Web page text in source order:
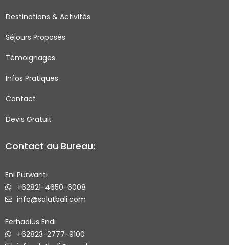
o
k
-
q
u
r
g
a
m
e
Destinations & Activités
Séjours Proposés
Témoignages
Infos Pratiques
Contact
Devis Gratuit
Contact au Bureau:
Eni Purwanti
+62821-4650-6008
info@salutbali.com
Ferhadius Endi
+62823-2777-9100